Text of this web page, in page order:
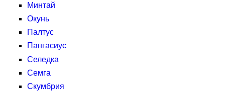
Минтай
Окунь
Палтус
Пангасиус
Селедка
Семга
Скумбрия